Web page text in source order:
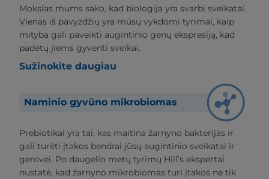
Mokslas mums sako, kad biologija yra svarbi sveikatai.
Vienas iš pavyzdžių yra mūsų vykdomi tyrimai, kaip
mityba gali paveikti augintinio genų ekspresiją, kad
padėtų jiems gyventi sveikai.
Sužinokite daugiau
Naminio gyvūno mikrobiomas
Prebiotikai yra tai, kas maitina žarnyno bakterijas ir
gali turėti įtakos bendrai jūsų augintinio sveikatai ir
gerovei. Po daugelio metų tyrimų Hill’s ekspertai
nustatė, kad žarnyno mikrobiomas turi įtakos ne tik